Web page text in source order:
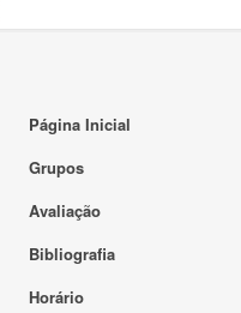
Página Inicial
Grupos
Avaliação
Bibliografia
Horário